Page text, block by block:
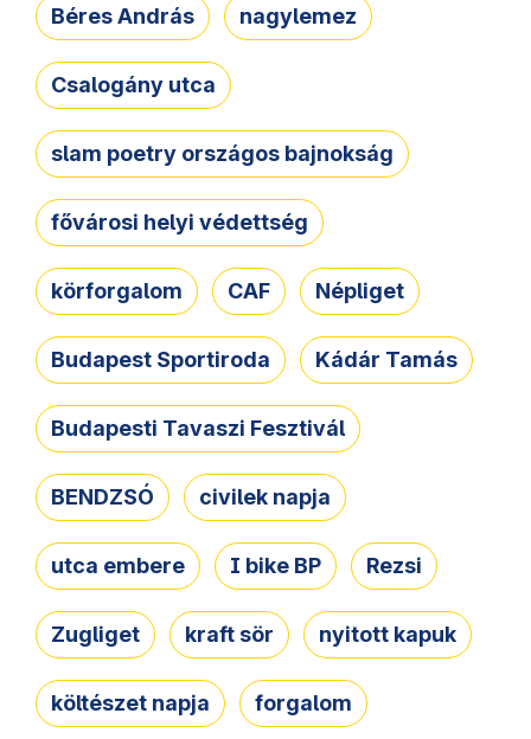
Béres András nagylemez
Csalogány utca
slam poetry országos bajnokság
fővárosi helyi védettség
körforgalom CAF Népliget
Budapest Sportiroda Kádár Tamás
Budapesti Tavaszi Fesztivál
BENDZSÓ civilek napja
utca embere I bike BP Rezsi
Zugliget kraft sör nyitott kapuk
költészet napja forgalom